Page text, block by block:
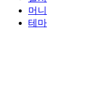
머니
테마